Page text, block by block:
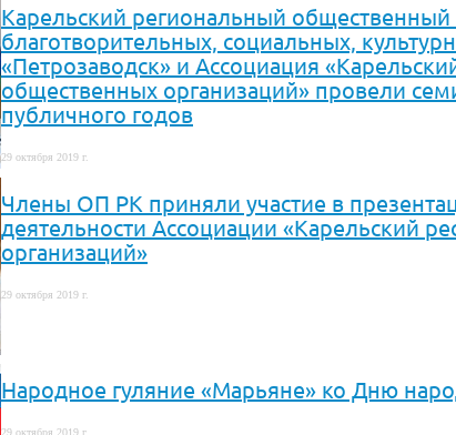
Карельский региональный
благотворительных, социальных,
«Петрозаводск» и Ассоциация
общественных организаций» провели
публичного годов
29 октября 2019 г.
Члены ОП РК приняли участие в
деятельности Ассоциации «Карельский
организаций»
29 октября 2019 г.
Народное гуляние «Марьяне» ко Дню
29 октября 2019 г.